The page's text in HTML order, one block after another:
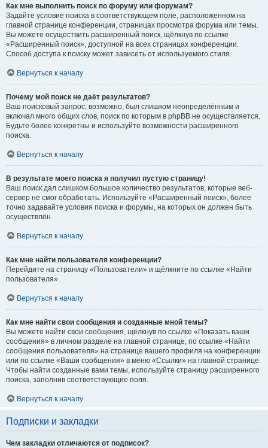
Как мне выполнить поиск по форуму или форумам?
Задайте условие поиска в соответствующем поле, расположенном на
главной странице конференции, страницах просмотра форума или темы.
Вы можете осуществить расширенный поиск, щёлкнув по ссылке
«Расширенный поиск», доступной на всех страницах конференции.
Способ доступа к поиску может зависеть от используемого стиля.
Вернуться к началу
Почему мой поиск не даёт результатов?
Ваш поисковый запрос, возможно, был слишком неопределённым и
включал много общих слов, поиск по которым в phpBB не осуществляется.
Будьте более конкретны и используйте возможности расширенного
поиска.
Вернуться к началу
В результате моего поиска я получил пустую страницу!
Ваш поиск дал слишком большое количество результатов, которые веб-
сервер не смог обработать. Используйте «Расширенный поиск», более
точно задавайте условия поиска и форумы, на которых он должен быть
осуществлён.
Вернуться к началу
Как мне найти пользователя конференции?
Перейдите на страницу «Пользователи» и щёлкните по ссылке «Найти
пользователя».
Вернуться к началу
Как мне найти свои сообщения и созданные мной темы?
Вы можете найти свои сообщения, щёлкнув по ссылке «Показать ваши
сообщения» в личном разделе на главной странице, по ссылке «Найти
сообщения пользователя» на странице вашего профиля на конференции
или по ссылке «Ваши сообщения» в меню «Ссылки» на главной странице.
Чтобы найти созданные вами темы, используйте страницу расширенного
поиска, заполнив соответствующие поля.
Вернуться к началу
Подписки и закладки
Чем закладки отличаются от подписок?